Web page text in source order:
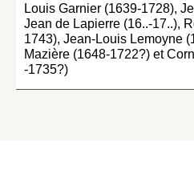
Louis Garnier (1639-1728),
Jean de Lapierre (16..-17..),
1743), Jean-Louis Lemoyne
Mazière (1648-1722?) et
-1735?)